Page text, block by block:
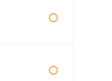
○
○